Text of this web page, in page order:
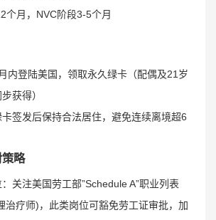
个月，NVC阶段3-5个月
内登陆美国，领取永久绿卡（配偶及21岁
获得）
签发后保持合法居住，避免连续离境超6
略
关注美国劳工部”Schedule A”职业列表
治疗师)，此类岗位可豁免劳工证审批，加